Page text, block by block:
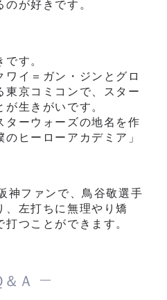
が好きです。
す。
イ＝ガン・ジンとグロ
京コミコンで、スター
生きがいです。
ーウォーズの地名を作
ヒーローアカデミア」
神ファンで、鳥谷敬選手
左打ちに無理やり矯
つことができます。
＆Ａ